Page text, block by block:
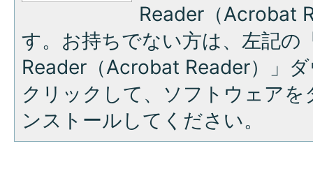
Reader（Acrobat
す。お持ちでない方は、左記の
Reader（Acrobat Reader）」
クリックして、ソフトウェア
ンストールしてください。